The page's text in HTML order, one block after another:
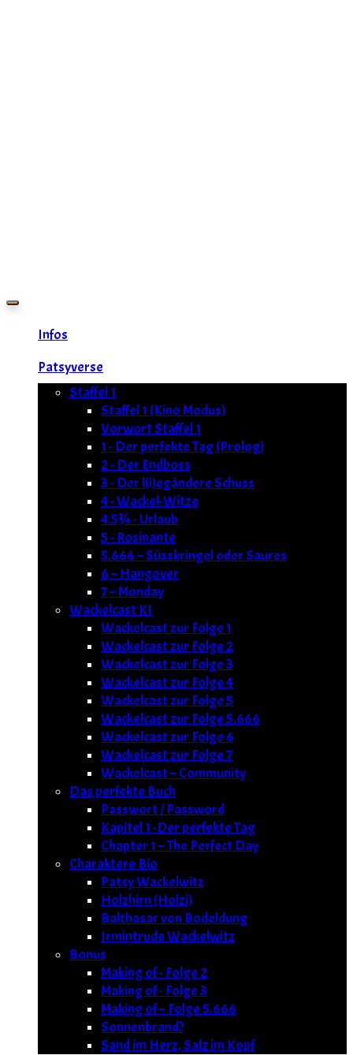
Infos
Patsyverse
Staffel 1
Staffel 1 (Kino Modus)
Vorwort Staffel 1
1 - Der perfekte Tag (Prolog)
2 - Der Endboss
3 - Der l(i)egändere Schuss
4 - Wackel-Witze
4.5¾ - Urlaub
5 - Rosinante
5.666 – Süsskringel oder Saures
6 – Hangover
7 – Monday
Wackelcast KI
Wackelcast zur Folge 1
Wackelcast zur Folge 2
Wackelcast zur Folge 3
Wackelcast zur Folge 4
Wackelcast zur Folge 5
Wackelcast zur Folge 5.666
Wackelcast zur Folge 6
Wackelcast zur Folge 7
Wackelcast – Community
Das perfekte Buch
Passwort / Password
Kapitel 1 -Der perfekte Tag
Chapter 1 – The Perfect Day
Charaktere Bio
Patsy Wackelwitz
Holzhirn (Holzi)
Balthasar von Bodeldung
Irmintrude Wackelwitz
Bonus
Making of - Folge 2
Making of - Folge 3
Making of – Folge 5.666
Sonnenbrand?
Sand im Herz, Salz im Kopf